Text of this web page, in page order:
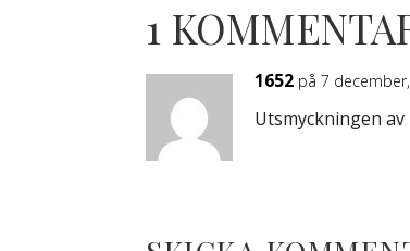
1
1652 på 7
Utsmyckningen